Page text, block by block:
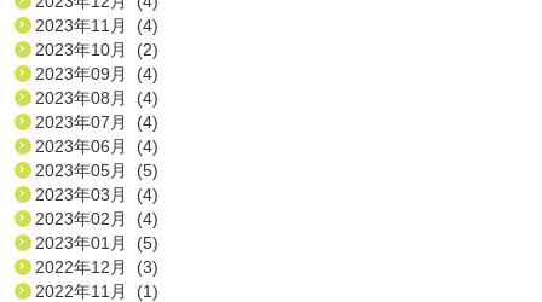
2023年11月 (4)
2023年10月 (2)
2023年09月 (4)
2023年08月 (4)
2023年07月 (4)
2023年06月 (4)
2023年05月 (5)
2023年03月 (4)
2023年02月 (4)
2023年01月 (5)
2022年12月 (3)
2022年11月 (1)